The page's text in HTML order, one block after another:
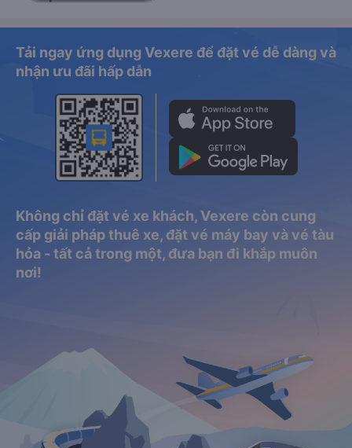
Tải ngay ứng dụng Vexere để đặt vé dễ dàng và
nhận ưu đãi hấp dẫn
Không chỉ đặt vé xe khách, Vexere còn cung
cấp giải pháp thuê xe, đặt vé máy bay và vé tàu
hỏa - tất cả trong một, đưa bạn đi khắp muôn
nơi!